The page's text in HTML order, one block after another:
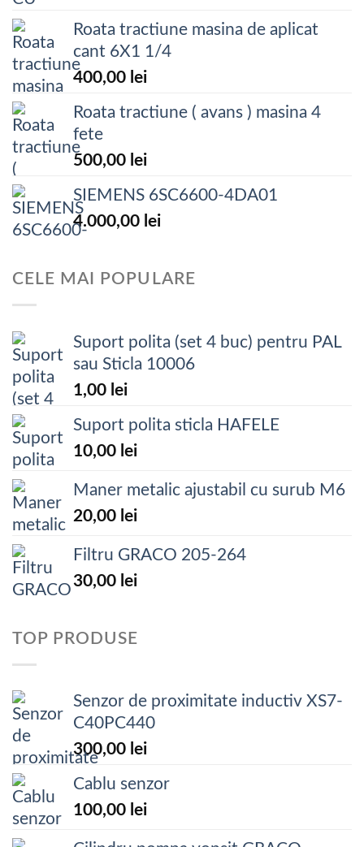
Roata tractiune masina de aplicat
cant 6X1 1/4
400,00 lei
Roata tractiune ( avans ) masina 4
fete
500,00 lei
SIEMENS 6SC6600-4DA01
4.000,00 lei
CELE MAI POPULARE
Suport polita (set 4 buc) pentru PAL
sau Sticla 10006
1,00 lei
Suport polita sticla HAFELE
10,00 lei
Maner metalic ajustabil cu surub M6
20,00 lei
Filtru GRACO 205-264
30,00 lei
TOP PRODUSE
Senzor de proximitate inductiv XS7-
C40PC440
300,00 lei
Cablu senzor
100,00 lei